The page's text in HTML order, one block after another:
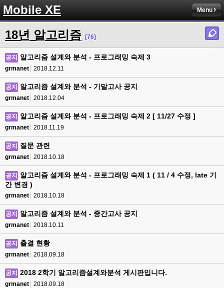
Mobile XE Menu
18년 알고리즘 [76]
공지 알고리즘 설계와 분석 - 프로그래밍 숙제 3
grmanet 2018.12.11
공지 알고리즘 설계와 분석 - 기말고사 공지
grmanet 2018.12.04
공지 알고리즘 설계와 분석 - 프로그래밍 숙제 2 [ 11/27 수정 ]
grmanet 2018.11.19
공지 질문 관련
grmanet 2018.10.18
공지
알고리즘 설계와 분석 - 프로그래밍 숙제 1 ( 11 / 4 수정, late 기
간 변경 )
grmanet 2018.10.18
공지 알고리즘 설계와 분석 - 중간고사 공지
grmanet 2018.10.11
공지 출결 현황
grmanet 2018.09.18
공지 2018 2학기 알고리즘설계와분석 게시판입니다.
grmanet 2018.09.18